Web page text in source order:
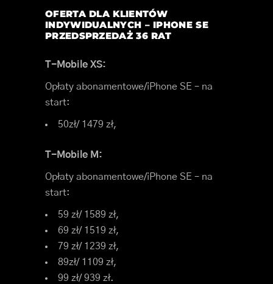
OFERTA DLA KLIENTÓW
INDYWIDUALNYCH – IPHONE SE
PRZEDSPRZEDAŻ 36 RAT
T-Mobile XS:
Opłaty abonamentowe/iPhone SE – na
start:
50zł/ 1479 zł,
T-Mobile M:
Opłaty abonamentowe/iPhone SE – na
start:
59 zł/ 1589 zł,
69 zł/ 1519 zł,
79 zł/ 1239 zł,
89zł/ 1109 zł,
99 zł/ 939 zł.